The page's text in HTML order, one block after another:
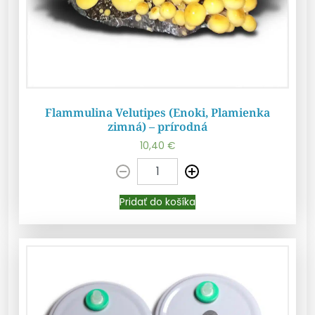
Pridať do košíka
Flammulina Velutipes (Enoki, Plamienka
zimná) – prírodná
10,40 €
Pridať do košíka